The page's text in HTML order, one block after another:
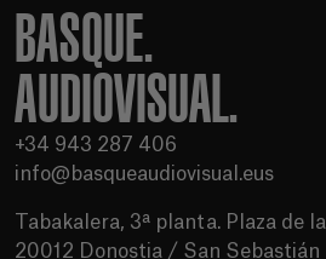
BASQUE.
AUDIOVISUAL.
+34 943 287 406
info@basqueaudiovisual.eus
Tabakalera, 3ª planta. Plaza de
20012 Donostia / San Sebastián